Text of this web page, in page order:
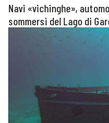
Navi «vichinghe»,
sommersi del Lago di